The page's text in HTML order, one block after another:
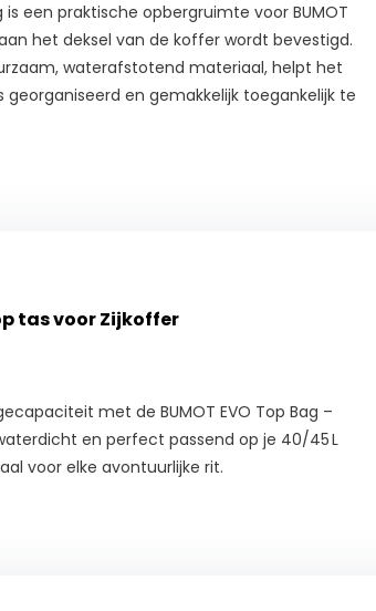
is een praktische opbergruimte voor BUMOT
het deksel van de koffer wordt bevestigd.
waterafstotend materiaal, helpt het
en gemakkelijk toegankelijk te
tas voor Zijkoffer
met de BUMOT EVO Top Bag –
en perfect passend op je 40/45 L
voor elke avontuurlijke rit.